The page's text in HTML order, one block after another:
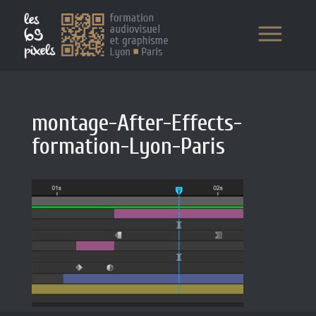
montage-After-Effects-
formation-Lyon-Paris